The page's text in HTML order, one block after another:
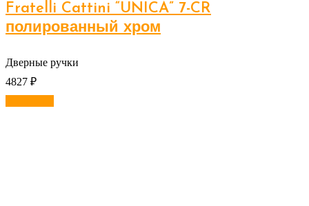
Fratelli Cattini “UNICA” 7-CR
полированный хром
Дверные ручки
4827 ₽